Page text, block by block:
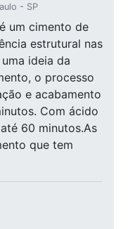
- SP
um cimento de
estrutural nas
ideia da
o processo
e acabamento
Com ácido
60 minutos.As
que tem